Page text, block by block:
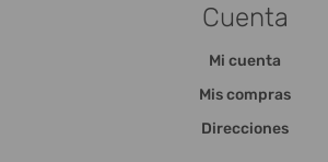
Cuenta
Mi cuenta
Mis compras
Direcciones